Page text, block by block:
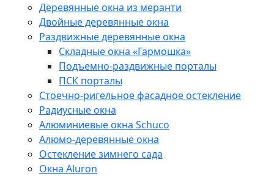
Деревянные окна из меранти
Двойные деревянные окна
Раздвижные деревянные окна
Складные окна «Гармошка»
Подъемно-раздвижные порталы
ПСК порталы
Стоечно-ригельное фасадное остекление
Радиусные окна
Алюминиевые окна Schuco
Алюмо-деревянные окна
Остекление зимнего сада
Окна Aluron